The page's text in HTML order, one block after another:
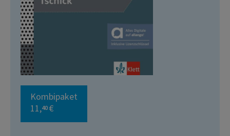
Kombipaket
11,40 €